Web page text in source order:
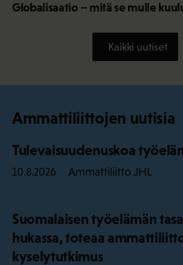
Globalisaatio – mitä se mulle
Kaikki uutiset
Ammattiliittojen uutisia
Tulevaisuudenuskoa
10.8.2026 Ammattiliitto JHL
Suomalaisen työelämän
hukassa, toteaa
kyselytutkimus